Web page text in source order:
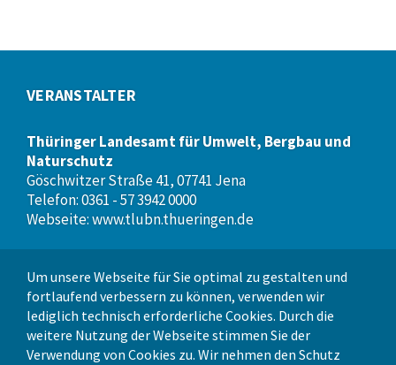
VERANSTALTER
Thüringer Landesamt für Umwelt, Bergbau und
Naturschutz
Göschwitzer Straße 41, 07741 Jena
Telefon: 0361 - 57 3942 0000
Webseite:www.tlubn.thueringen.de
VERANSTALTUNGSORT
Kino im Schillerhof
Helmboldstraße 1, 07749 Jena
Um unsere Webseite für Sie optimal zu gestalten und
fortlaufend verbessern zu können, verwenden wir
lediglich technisch erforderliche Cookies. Durch die
weitere Nutzung der Webseite stimmen Sie der
Verwendung von Cookies zu. Wir nehmen den Schutz